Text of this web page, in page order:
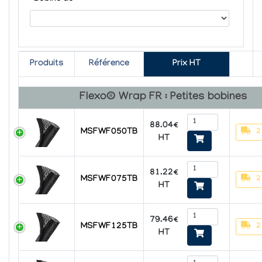
Produits Référence Prix HT
Flexo® Wrap FR : Petites bobines
MSFWF050TB
88.04€
HT
2
MSFWF075TB
81.22€
HT
2
MSFWF125TB
79.46€
HT
2